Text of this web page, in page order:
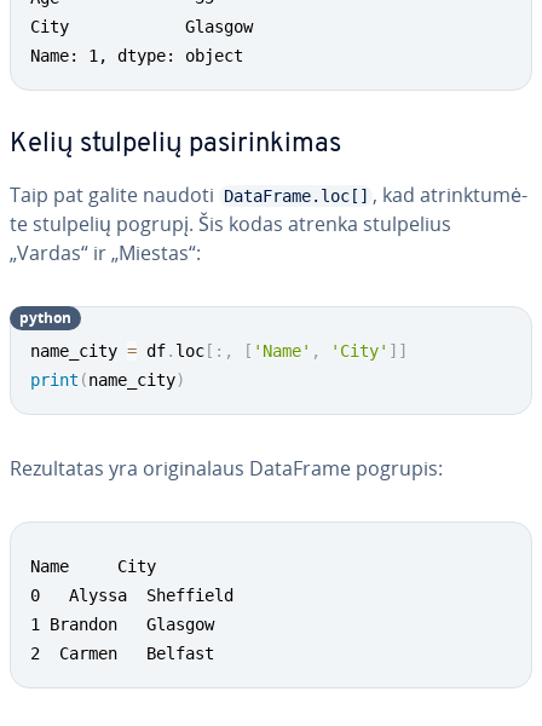
City        	Glasgow
Name: 1, dtype: object
Kelių stulpelių pa­si­rin­ki­mas
Taip pat galite naudoti DataFrame.loc[] , kad at­rink­tu­mė­
te stulpelių pogrupį. Šis kodas atrenka stul­pe­lius
„Vardas“ ir „Miestas“:
name_city = df. loc [ : , [ 'Name' , 'City' ] ]
print (name_city)
python
Re­zul­ta­tas yra ori­gi­na­laus DataFrame pogrupis:
Name     City
0   Alyssa  Sheffield
1 Brandon   Glasgow
2  Carmen   Belfast